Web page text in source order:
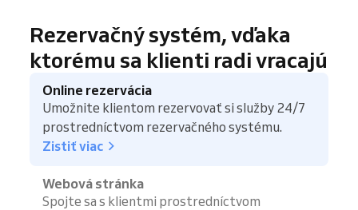
Rezervačný systém, vďaka
ktorému sa klienti radi vracajú
Online rezervácia
Umožnite klientom rezervovať si služby 24/7
prostredníctvom rezervačného systému.
Zistiť viac
Webová stránka
Spojte sa s klientmi prostredníctvom